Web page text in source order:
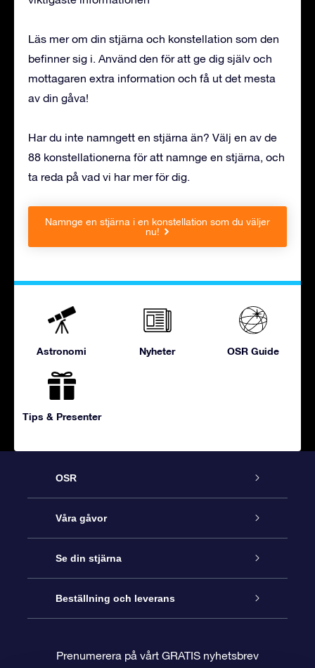
Läs mer om din stjärna och konstellation som den
befinner sig i. Använd den för att ge dig själv och
mottagaren extra information och få ut det mesta
av din gåva!
Har du inte namngett en stjärna än? Välj en av de
88 konstellationerna för att namnge en stjärna, och
ta reda på vad vi har mer för dig.
Namnge en stjärna i en konstellation som du väljer
nu!
Astronomi Nyheter OSR Guide
Tips & Presenter
OSR
Kundtjänst
Kontakta oss
Blogg
Våra gåvor
Online-Stjärngåva
OSR Gåvopaket
Se din stjärna
Stjärnregiste
Beställning och leverans
Prenumerera på vårt GRATIS nyhetsbrev